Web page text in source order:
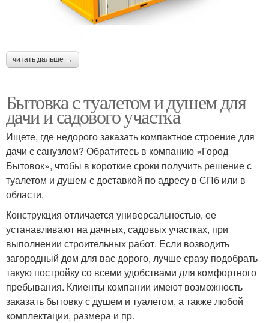
читать дальше →
Бытовка с туалетом и душем для
дачи и садового участка
Ищете, где недорого заказать компактное строение для
дачи с санузлом? Обратитесь в компанию «Город
Бытовок», чтобы в короткие сроки получить решение с
туалетом и душем с доставкой по адресу в СПб или в
области.
Конструкция отличается универсальностью, ее
устанавливают на дачных, садовых участках, при
выполнении строительных работ. Если возводить
загородный дом для вас дорого, лучше сразу подобрать
такую постройку со всеми удобствами для комфортного
пребывания. Клиенты компании имеют возможность
заказать бытовку с душем и туалетом, а также любой
комплектации, размера и пр.